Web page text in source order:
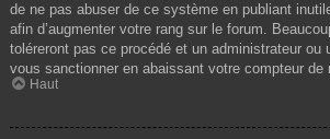
de ne pas abuser de ce système en publiant
afin d’augmenter votre rang sur le forum.
toléreront pas ce procédé et un administrateur ou
vous sanctionner en abaissant votre compteur de
Haut